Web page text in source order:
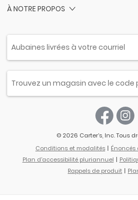
À NOTRE PROPOS
© 2026 Carter’s, Inc. Tous
Conditions et modalités
Plan d'accessibilité pluriannuel
Rappels de produit